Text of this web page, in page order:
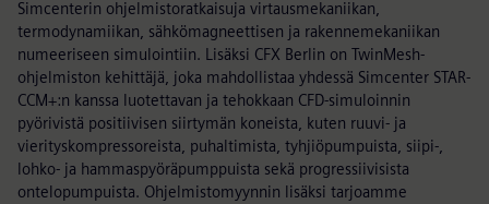
Simcenterin ohjelmistoratkaisuja virtausmekaniikan,
termodynamiikan, sähkömagneettisen ja rakennemekaniikan
numeeriseen simulointiin. Lisäksi CFX Berlin on TwinMesh-
ohjelmiston kehittäjä, joka mahdollistaa yhdessä Simcenter STAR-
CCM+:n kanssa luotettavan ja tehokkaan CFD-simuloinnin
pyörivistä positiivisen siirtymän koneista, kuten ruuvi- ja
vierityskompressoreista, puhaltimista, tyhjiöpumpuista, siipi-,
lohko- ja hammaspyöräpumppuista sekä progressiivisista
ontelopumpuista. Ohjelmistomyynnin lisäksi tarjoamme